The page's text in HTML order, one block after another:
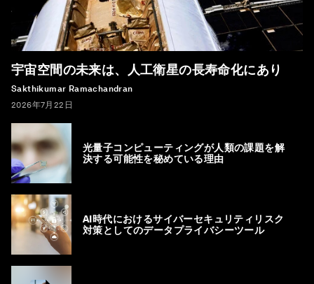
宇宙空間の未来は、人工衛星の長寿命化にあり
Sakthikumar Ramachandran
2026年7月22日
光量子コンピューティングが人類の課題を解
決する可能性を秘めている理由
AI時代におけるサイバーセキュリティリスク
対策としてのデータプライバシーツール